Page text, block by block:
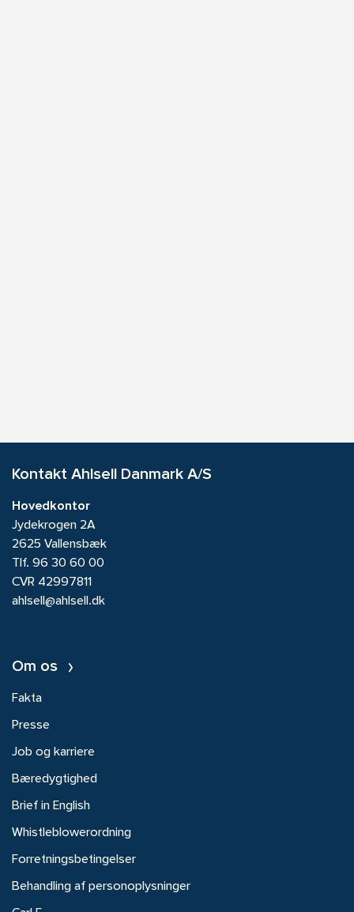
Kontakt Ahlsell Danmark A/S
Hovedkontor
Jydekrogen 2A
2625 Vallensbæk
Tlf. 96 30 60 00
CVR 42997811
ahlsell@ahlsell.dk
Om os
Fakta
Presse
Job og karriere
Bæredygtighed
Brief in English
Whistleblowerordning
Forretningsbetingelser
Behandling af personoplysninger